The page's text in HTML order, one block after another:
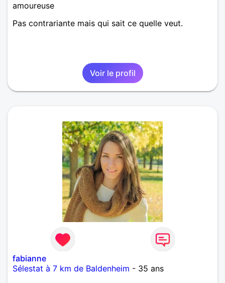
amoureuse
Pas contrariante mais qui sait ce quelle veut.
Voir le profil
fabianne
Sélestat à 7 km de Baldenheim - 35 ans